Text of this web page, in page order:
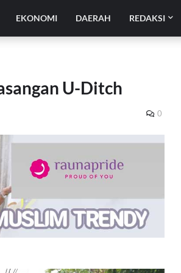
EKONOMI DAERAH REDAKSI
U-Ditch
0